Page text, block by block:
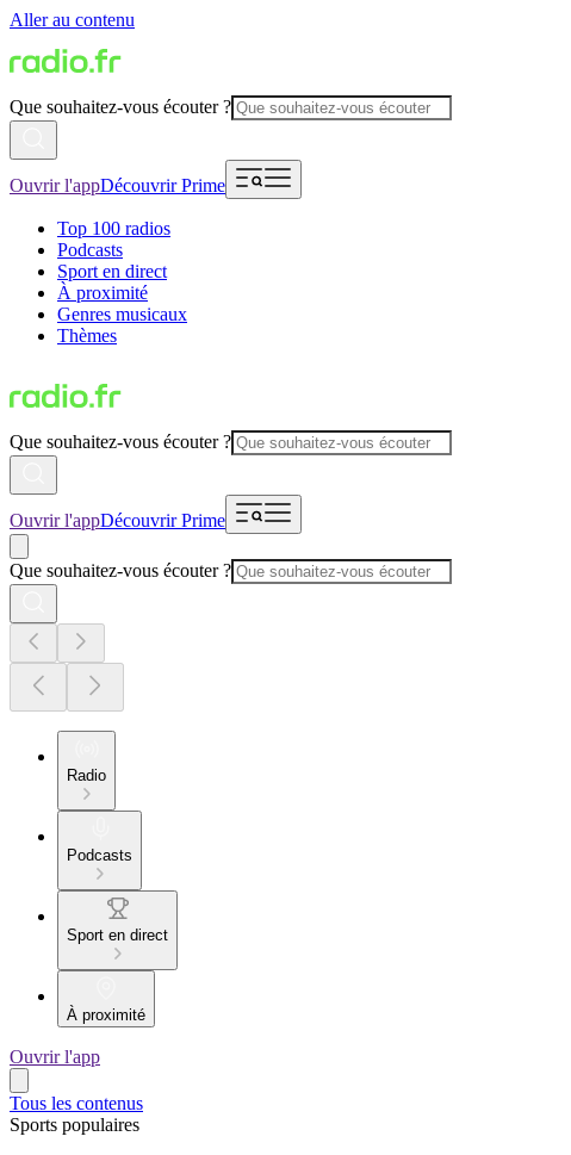
Aller au contenu
Que souhaitez-vous écouter ?
Ouvrir l'appDécouvrir Prime
Top 100 radios
Podcasts
Sport en direct
À proximité
Genres musicaux
Thèmes
Que souhaitez-vous écouter ?
Ouvrir l'appDécouvrir Prime
Que souhaitez-vous écouter ?
Radio
Podcasts
Sport en direct
À proximité
Ouvrir l'app
Tous les contenus
Sports populaires